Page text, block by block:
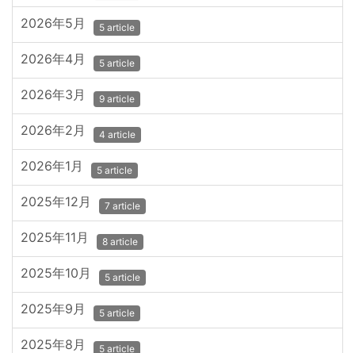
2026年5月 5 article
2026年4月 5 article
2026年3月 9 article
2026年2月 4 article
2026年1月 5 article
2025年12月 7 article
2025年11月 8 article
2025年10月 5 article
2025年9月 5 article
2025年8月 5 article